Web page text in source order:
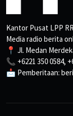
Kantor Pusat LPP
Media radio berita
📍 Jl. Medan
📞 +6221 350 0584,
📩 Pemberitaan: